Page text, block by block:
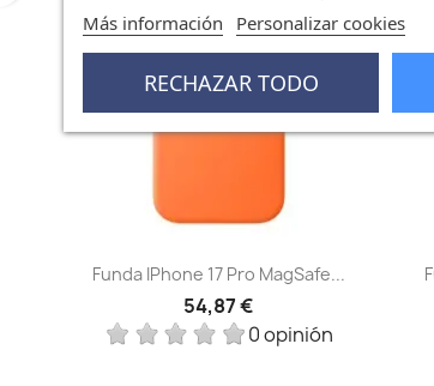
Vista rápida
Funda IPhone 17 Pro MagSafe...
54,87 €
0 opinión
Más información Personalizar cookies
RECHAZAR TODO